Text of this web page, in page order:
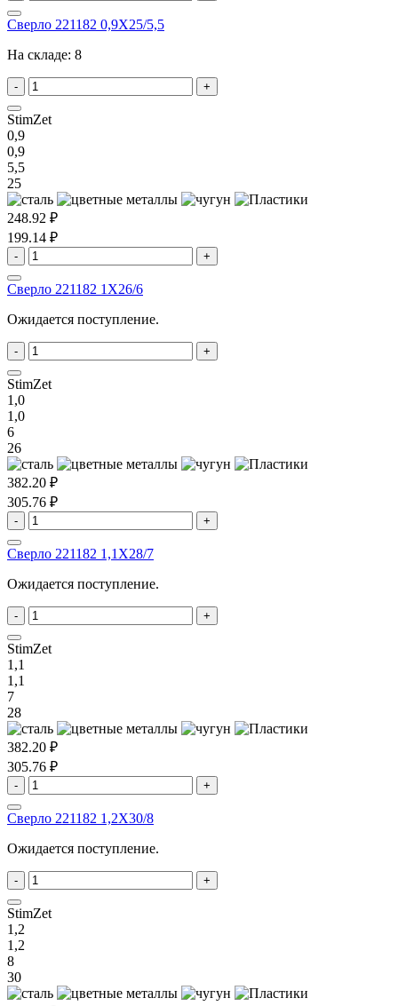
Сверло 221182 0,9X25/5,5
На складе: 8
- +
StimZet
0,9
0,9
5,5
25
248.92 ₽
199.14 ₽
- +
Сверло 221182 1X26/6
Ожидается поступление.
- +
StimZet
1,0
1,0
6
26
382.20 ₽
305.76 ₽
- +
Сверло 221182 1,1X28/7
Ожидается поступление.
- +
StimZet
1,1
1,1
7
28
382.20 ₽
305.76 ₽
- +
Сверло 221182 1,2X30/8
Ожидается поступление.
- +
StimZet
1,2
1,2
8
30